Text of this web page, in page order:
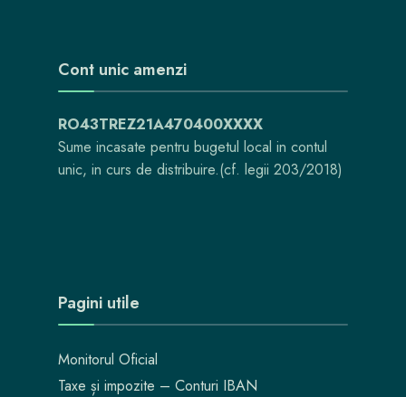
Cont unic amenzi
RO43TREZ21A470400XXXX
Sume incasate pentru bugetul local in contul
unic, in curs de distribuire.(cf. legii 203/2018)
Pagini utile
Monitorul Oficial
Taxe și impozite – Conturi IBAN